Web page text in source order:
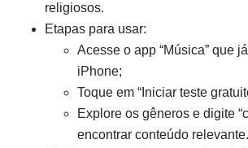
religiosos.
Etapas para usar:
Acesse o app “Música” que
iPhone;
Toque em “Iniciar teste
Explore os gêneros e digite
encontrar conteúdo relevante.